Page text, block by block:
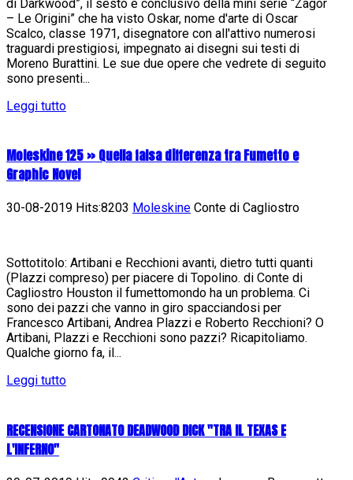
di Darkwood”, il sesto e conclusivo della mini serie “Zagor
– Le Origini” che ha visto Oskar, nome d'arte di Oscar
Scalco, classe 1971, disegnatore con all'attivo numerosi
traguardi prestigiosi, impegnato ai disegni sui testi di
Moreno Burattini. Le sue due opere che vedrete di seguito
sono presenti...
Leggi tutto
Moleskine 125 » Quella falsa differenza tra Fumetto e
Graphic Novel
30-08-2019 Hits:8203 Moleskine Conte di Cagliostro
Sottotitolo: Artibani e Recchioni avanti, dietro tutti quanti
(Plazzi compreso) per piacere di Topolino. di Conte di
Cagliostro Houston il fumettomondo ha un problema. Ci
sono dei pazzi che vanno in giro spacciandosi per
Francesco Artibani, Andrea Plazzi e Roberto Recchioni? O
Artibani, Plazzi e Recchioni sono pazzi? Ricapitoliamo.
Qualche giorno fa, il...
Leggi tutto
RECENSIONE CARTONATO DEADWOOD DICK "TRA IL TEXAS E
L'INFERNO"